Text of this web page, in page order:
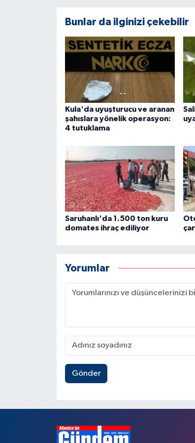
Bunlar da ilginizi çekebilir
Kula'da uyuşturucu ve aranan
şahıslara yönelik operasyon:
4 tutuklama
Saruhanlı'da 1.500 ton kuru
domates ihraç ediliyor
Yorumlar
Gönder